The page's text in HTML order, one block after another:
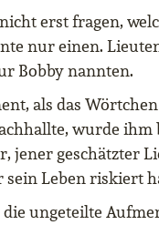
erst fragen,
nur einen.
Bobby nannten.
als das
wurde ihm
jener geschätzter
Leben riskiert
die ungeteilte